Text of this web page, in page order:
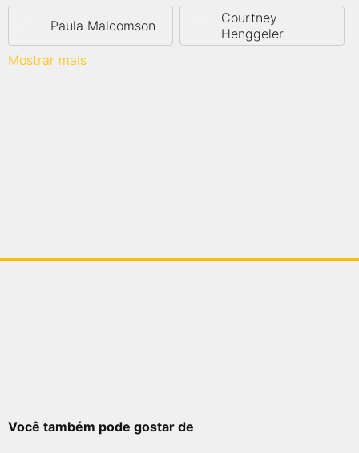
Paula Malcomson
Courtney
Henggeler
Mostrar mais
Você também pode gostar de